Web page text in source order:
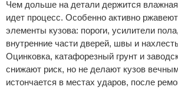
Чем дольше на детали держится
идет процесс. Особенно активно
элементы кузова: пороги, усилители
внутренние части дверей, швы и
Оцинковка, катафорезный грунт и
снижают риск, но не делают кузов
истончается в местах ударов, после